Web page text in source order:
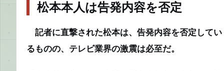
松本本人は告発内容を否定
記者に直撃された松本は、告発内容を否定してい
るものの、テレビ業界の激震は必至だ。